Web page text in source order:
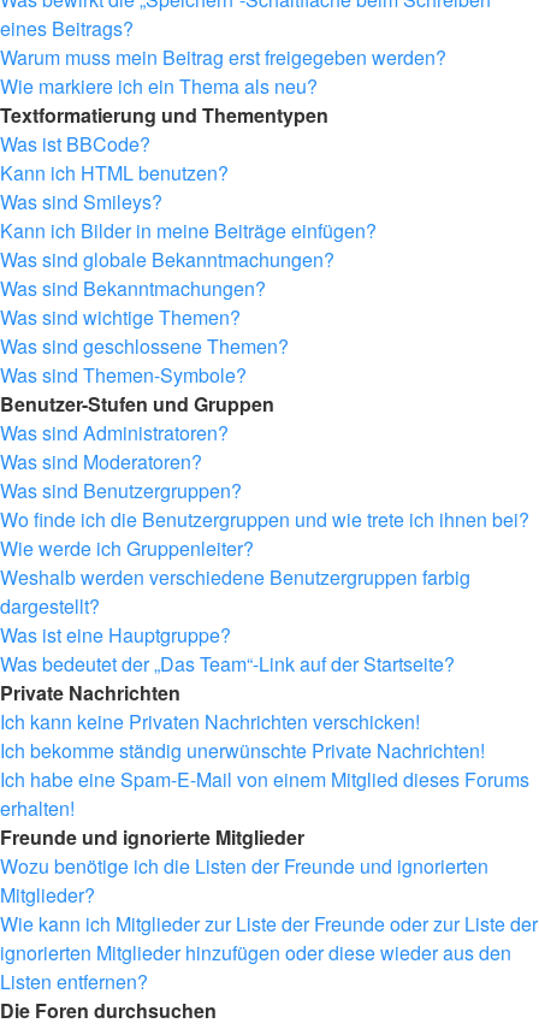
eines Beitrags?
Warum muss mein Beitrag erst freigegeben werden?
Wie markiere ich ein Thema als neu?
Textformatierung und Thementypen
Was ist BBCode?
Kann ich HTML benutzen?
Was sind Smileys?
Kann ich Bilder in meine Beiträge einfügen?
Was sind globale Bekanntmachungen?
Was sind Bekanntmachungen?
Was sind wichtige Themen?
Was sind geschlossene Themen?
Was sind Themen-Symbole?
Benutzer-Stufen und Gruppen
Was sind Administratoren?
Was sind Moderatoren?
Was sind Benutzergruppen?
Wo finde ich die Benutzergruppen und wie trete ich ihnen bei?
Wie werde ich Gruppenleiter?
Weshalb werden verschiedene Benutzergruppen farbig
dargestellt?
Was ist eine Hauptgruppe?
Was bedeutet der „Das Team“-Link auf der Startseite?
Private Nachrichten
Ich kann keine Privaten Nachrichten verschicken!
Ich bekomme ständig unerwünschte Private Nachrichten!
Ich habe eine Spam-E-Mail von einem Mitglied dieses Forums
erhalten!
Freunde und ignorierte Mitglieder
Wozu benötige ich die Listen der Freunde und ignorierten
Mitglieder?
Wie kann ich Mitglieder zur Liste der Freunde oder zur Liste der
ignorierten Mitglieder hinzufügen oder diese wieder aus den
Listen entfernen?
Die Foren durchsuchen